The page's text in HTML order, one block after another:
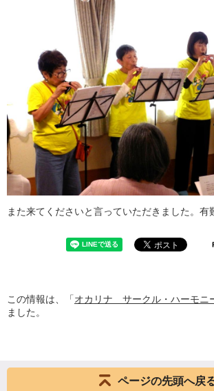
また来てくださいと言っていただきました。有
この情報は、「オカリナ サークル・ハーモニ
ました。
ページの先頭へ戻